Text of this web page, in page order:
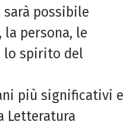
possibile
persona, le
lo spirito del
più significativi e
Letteratura